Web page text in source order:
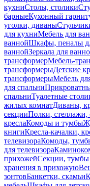
кухниСтолы, столики
барныеКухонный
уголки, диваны
для кухниМебель для
ваннойШкафы, пеналы
ваннойЗеркала для
трансформерМебель-
трансформерыДетские
трансформерыМебель
для спальни
спальниТуалетные
жилых комнатДиваны,
секцииПолки, стеллажи,
креслаКомоды и тумбы
книгиКресла-качалки,
телевизораКомоды,
для телевизора
прихожейСекции,
хранения в прихожую
зонтовБанкетки, скамьи